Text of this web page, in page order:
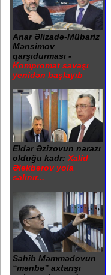
Anar Əlizadə-Mübariz
Mənsimov
qarşıdurması -
Kompromat savaşı
yenidən başlayıb
Eldar Əzizovun narazı
olduğu kadr: Xalid
Ələkbərov yola
salınır...
Sahib Məmmədovun
“mənbə” axtarışı